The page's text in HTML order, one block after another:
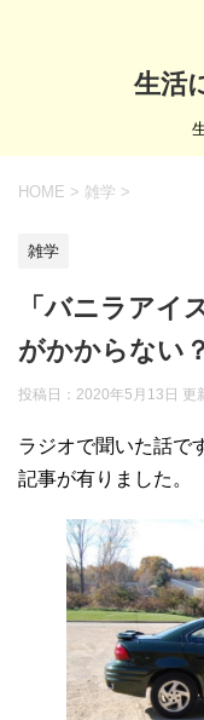
生活
HOME > 雑学 >
雑学
「バニラアイ
がかからない
投稿日：2020年5月13日 更
ラジオで聞いた話で
記事が有りました。